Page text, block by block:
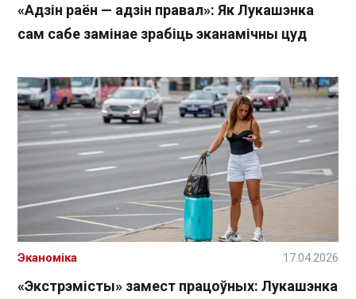
«Адзін раён — адзін правал»: Як Лукашэнка
сам сабе замінае зрабіць эканамічны цуд
«Экстрэмісты» замест працоўных: Лукашэнка
Эканоміка 17.04.2026